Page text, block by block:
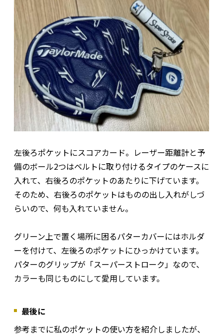
左後ろポケットにスコアカード。レーザー距離計と予
備のボール2つはベルトに取り付けるタイプのケースに
入れて、右後ろのポケットのあたりに下げています。
そのため、右後ろのポケットはものの出し入れがしづ
らいので、何も入れていません。
グリーン上で置く場所に困るパターカバーにはホルダ
ーを付けて、左後ろのポケットにひっかけています。
パターのグリップが「スーパーストローク」なので、
カラーも同じものにして愛用しています。
最後に
参考までに私のポケットの使い方を紹介しましたが、